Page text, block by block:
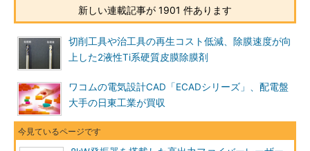
新しい連載記事が 1901 件あります
切削工具や治工具の再生コスト低減、除膜速度が向
上した2液性Ti系硬質皮膜除膜剤
ワコムの電気設計CAD「ECADシリーズ」、配電盤
大手の日東工業が買収